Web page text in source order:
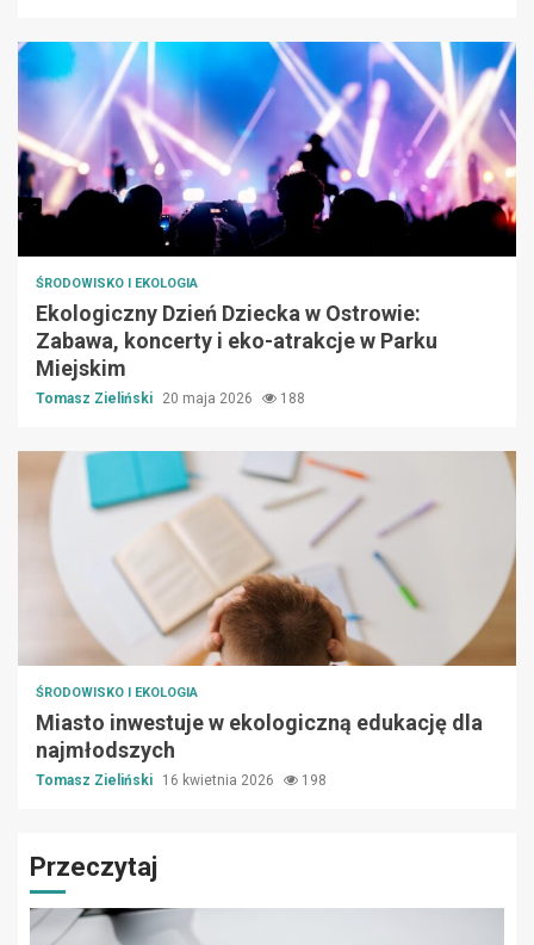
ŚRODOWISKO I EKOLOGIA
Ekologiczny Dzień Dziecka w Ostrowie:
Zabawa, koncerty i eko-atrakcje w Parku
Miejskim
Tomasz Zieliński 20 maja 2026 188
ŚRODOWISKO I EKOLOGIA
Miasto inwestuje w ekologiczną edukację dla
najmłodszych
Tomasz Zieliński 16 kwietnia 2026 198
Przeczytaj